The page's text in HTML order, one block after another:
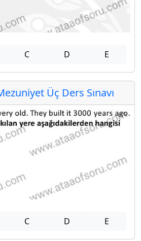
C D E
Üç Ders Sınavı
C D E